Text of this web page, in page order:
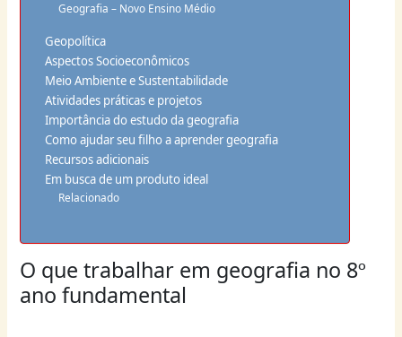
Geografia – Novo Ensino Médio
Geopolítica
Aspectos Socioeconômicos
Meio Ambiente e Sustentabilidade
Atividades práticas e projetos
Importância do estudo da geografia
Como ajudar seu filho a aprender geografia
Recursos adicionais
Em busca de um produto ideal
Relacionado
O que trabalhar em geografia no 8º
ano fundamental